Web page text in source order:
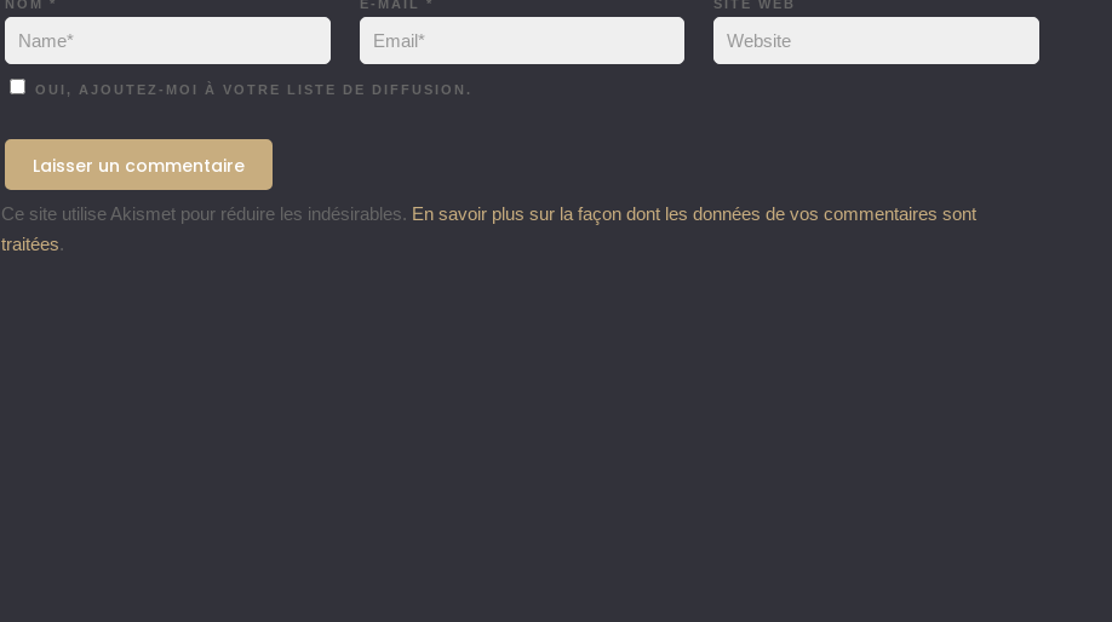
NOM * E-MAIL * SITE WEB
OUI, AJOUTEZ-MOI À VOTRE LISTE DE DIFFUSION.
Ce site utilise Akismet pour réduire les indésirables. En savoir plus sur la façon dont les données de vos commentaires sont
traitées.